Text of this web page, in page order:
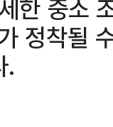
한 중소
정착될
.